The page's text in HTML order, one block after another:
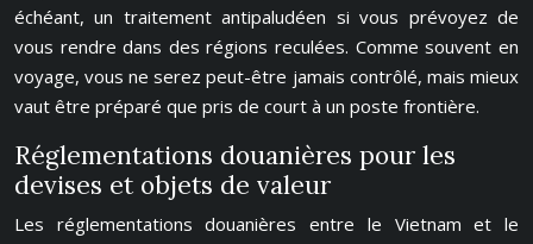
échéant, un traitement antipaludéen si vous prévoyez de
vous rendre dans des régions reculées. Comme souvent en
voyage, vous ne serez peut-être jamais contrôlé, mais mieux
vaut être préparé que pris de court à un poste frontière.
Réglementations douanières pour les
devises et objets de valeur
Les réglementations douanières entre le Vietnam et le